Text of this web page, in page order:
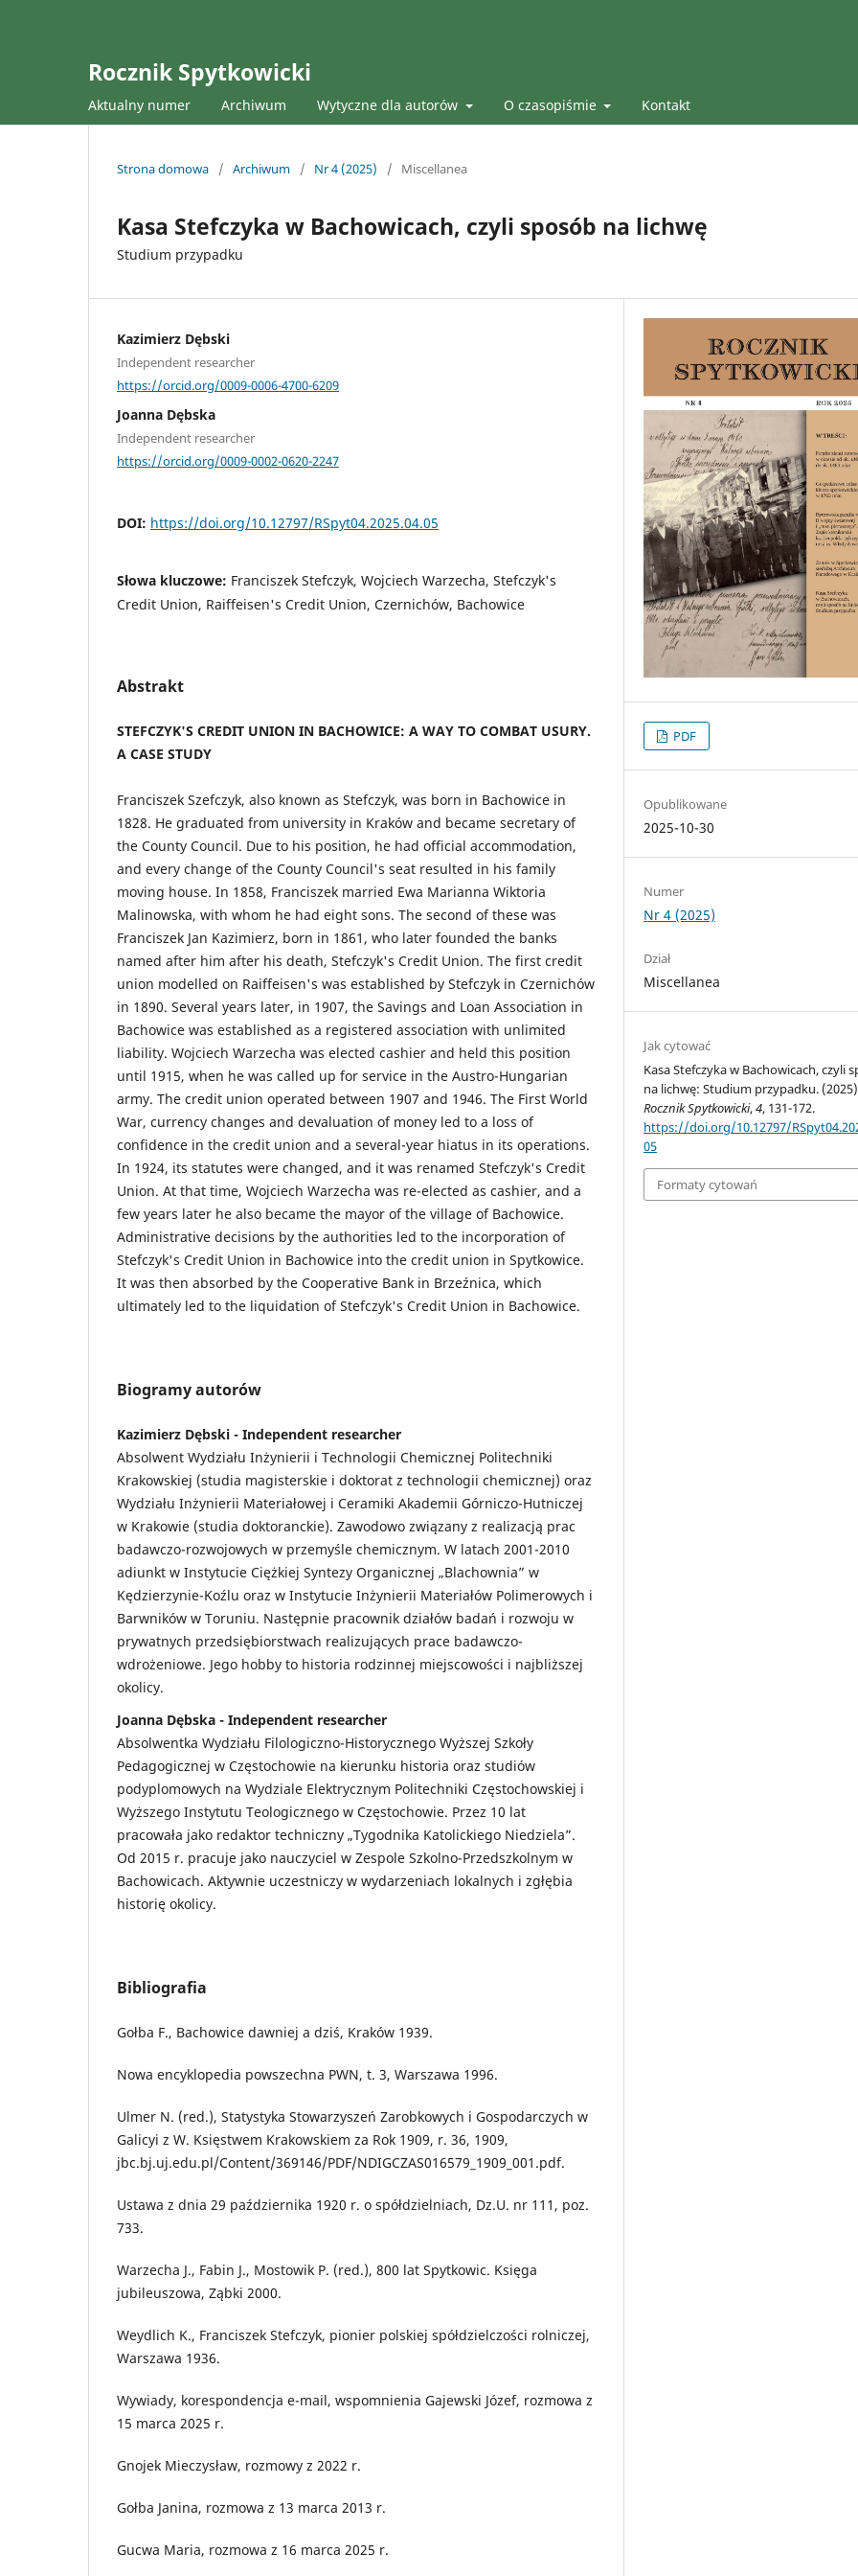
Rocznik Spytkowicki
Aktualny numer Archiwum Wytyczne dla autorów O czasopiśmie Kontakt
Strona domowa / Archiwum / Nr 4 (2025) / Miscellanea
Kasa Stefczyka w Bachowicach, czyli sposób na lichwę
Studium przypadku
Kazimierz Dębski
Independent researcher
https://orcid.org/0009-0006-4700-6209
Joanna Dębska
Independent researcher
https://orcid.org/0009-0002-0620-2247
DOI: https://doi.org/10.12797/RSpyt04.2025.04.05
Słowa kluczowe: Franciszek Stefczyk, Wojciech Warzecha, Stefczyk's
Credit Union, Raiffeisen's Credit Union, Czernichów, Bachowice
Abstrakt
STEFCZYK'S CREDIT UNION IN BACHOWICE: A WAY TO COMBAT USURY.
A CASE STUDY
Franciszek Szefczyk, also known as Stefczyk, was born in Bachowice in
1828. He graduated from university in Kraków and became secretary of
the County Council. Due to his position, he had official accommodation,
and every change of the County Council's seat resulted in his family
moving house. In 1858, Franciszek married Ewa Marianna Wiktoria
Malinowska, with whom he had eight sons. The second of these was
Franciszek Jan Kazimierz, born in 1861, who later founded the banks
named after him after his death, Stefczyk's Credit Union. The first credit
union modelled on Raiffeisen's was established by Stefczyk in Czernichów
in 1890. Several years later, in 1907, the Savings and Loan Association in
Bachowice was established as a registered association with unlimited
liability. Wojciech Warzecha was elected cashier and held this position
until 1915, when he was called up for service in the Austro-Hungarian
army. The credit union operated between 1907 and 1946. The First World
War, currency changes and devaluation of money led to a loss of
confidence in the credit union and a several-year hiatus in its operations.
In 1924, its statutes were changed, and it was renamed Stefczyk's Credit
Union. At that time, Wojciech Warzecha was re-elected as cashier, and a
few years later he also became the mayor of the village of Bachowice.
Administrative decisions by the authorities led to the incorporation of
Stefczyk's Credit Union in Bachowice into the credit union in Spytkowice.
It was then absorbed by the Cooperative Bank in Brzeźnica, which
ultimately led to the liquidation of Stefczyk's Credit Union in Bachowice.
Biogramy autorów
Kazimierz Dębski - Independent researcher
Absolwent Wydziału Inżynierii i Technologii Chemicznej Politechniki
Krakowskiej (studia magisterskie i doktorat z technologii chemicznej) oraz
Wydziału Inżynierii Materiałowej i Ceramiki Akademii Górniczo-Hutniczej
w Krakowie (studia doktoranckie). Zawodowo związany z realizacją prac
badawczo-rozwojowych w przemyśle chemicznym. W latach 2001-2010
adiunkt w Instytucie Ciężkiej Syntezy Organicznej „Blachownia” w
Kędzierzynie-Koźlu oraz w Instytucie Inżynierii Materiałów Polimerowych i
Barwników w Toruniu. Następnie pracownik działów badań i rozwoju w
prywatnych przedsiębiorstwach realizujących prace badawczo-
wdrożeniowe. Jego hobby to historia rodzinnej miejscowości i najbliższej
okolicy.
Joanna Dębska - Independent researcher
Absolwentka Wydziału Filologiczno-Historycznego Wyższej Szkoły
Pedagogicznej w Częstochowie na kierunku historia oraz studiów
podyplomowych na Wydziale Elektrycznym Politechniki Częstochowskiej i
Wyższego Instytutu Teologicznego w Częstochowie. Przez 10 lat
pracowała jako redaktor techniczny „Tygodnika Katolickiego Niedziela”.
Od 2015 r. pracuje jako nauczyciel w Zespole Szkolno-Przedszkolnym w
Bachowicach. Aktywnie uczestniczy w wydarzeniach lokalnych i zgłębia
historię okolicy.
Bibliografia
Gołba F., Bachowice dawniej a dziś, Kraków 1939.
Nowa encyklopedia powszechna PWN, t. 3, Warszawa 1996.
Ulmer N. (red.), Statystyka Stowarzyszeń Zarobkowych i Gospodarczych w
Galicyi z W. Księstwem Krakowskiem za Rok 1909, r. 36, 1909,
jbc.bj.uj.edu.pl/Content/369146/PDF/NDIGCZAS016579_1909_001.pdf.
Ustawa z dnia 29 października 1920 r. o spółdzielniach, Dz.U. nr 111, poz.
733.
Warzecha J., Fabin J., Mostowik P. (red.), 800 lat Spytkowic. Księga
jubileuszowa, Ząbki 2000.
Weydlich K., Franciszek Stefczyk, pionier polskiej spółdzielczości rolniczej,
Warszawa 1936.
Wywiady, korespondencja e-mail, wspomnienia Gajewski Józef, rozmowa z
15 marca 2025 r.
Gnojek Mieczysław, rozmowy z 2022 r.
Gołba Janina, rozmowa z 13 marca 2013 r.
Gucwa Maria, rozmowa z 16 marca 2025 r.
PDF
Opublikowane
2025-10-30
Numer
Nr 4 (2025)
Dział
Miscellanea
Jak cytować
Kasa Stefczyka w Bachowicach, czyli
na lichwę: Studium przypadku.
Rocznik Spytkowicki,4, 131-172.
https://doi.org/10.12797/
05
Formaty cytowań